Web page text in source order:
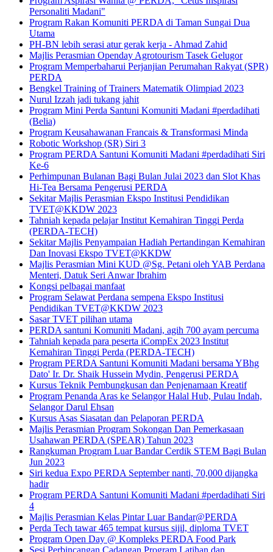
Personaliti Madani"
Program Rakan Komuniti PERDA di Taman Sungai Dua
Utama
PH-BN lebih serasi atur gerak kerja - Ahmad Zahid
Majlis Perasmian Openday Agrotourism Tasek Gelugor
Program Memperbaharui Perjanjian Perumahan Rakyat (SPR)
PERDA
Bengkel Training of Trainers Matematik Olimpiad 2023
Nurul Izzah jadi tukang jahit
Program Mini Perda Santuni Komuniti Madani #perdadihati
(Belia)
Program Keusahawanan Francais & Transformasi Minda
Robotic Workshop (SR) Siri 3
Program PERDA Santuni Komuniti Madani #perdadihati Siri
Ke-6
Perhimpunan Bulanan Bagi Bulan Julai 2023 dan Slot Khas
Hi-Tea Bersama Pengerusi PERDA
Sekitar Majlis Perasmian Ekspo Institusi Pendidikan
TVET@KKDW 2023
Tahniah kepada pelajar Institut Kemahiran Tinggi Perda
(PERDA-TECH)
Sekitar Majlis Penyampaian Hadiah Pertandingan Kemahiran
Dan Inovasi Ekspo TVET@KKDW
Majlis Perasmian Mini KUD @Sg. Petani oleh YAB Perdana
Menteri, Datuk Seri Anwar Ibrahim
Kongsi pelbagai manfaat
Program Selawat Perdana sempena Ekspo Institusi
Pendidikan TVET@KKDW 2023
Sasar TVET pilihan utama
PERDA santuni Komuniti Madani, agih 700 ayam percuma
Tahniah kepada para peserta iCompEx 2023 Institut
Kemahiran Tinggi Perda (PERDA-TECH)
Program PERDA Santuni Komuniti Madani bersama YBhg
Dato' Ir. Dr. Shaik Hussein Mydin, Pengerusi PERDA
Kursus Teknik Pembungkusan dan Penjenamaan Kreatif
Program Penanda Aras ke Selangor Halal Hub, Pulau Indah,
Selangor Darul Ehsan
Kursus Asas Siasatan dan Pelaporan PERDA
Majlis Perasmian Program Sokongan Dan Pemerkasaan
Usahawan PERDA (SPEAR) Tahun 2023
Rangkuman Program Luar Bandar Cerdik STEM Bagi Bulan
Jun 2023
Siri kedua Expo PERDA September nanti, 70,000 dijangka
hadir
Program PERDA Santuni Komuniti Madani #perdadihati Siri
4
Majlis Perasmian Kelas Pintar Luar Bandar@PERDA
Perda Tech tawar 465 tempat kursus sijil, diploma TVET
Program Open Day @ Kompleks PERDA Food Park